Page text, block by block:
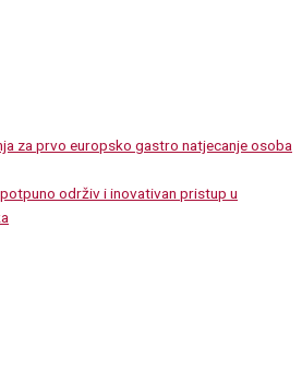
za prvo europsko gastro natjecanje osoba
potpuno održiv i inovativan pristup u